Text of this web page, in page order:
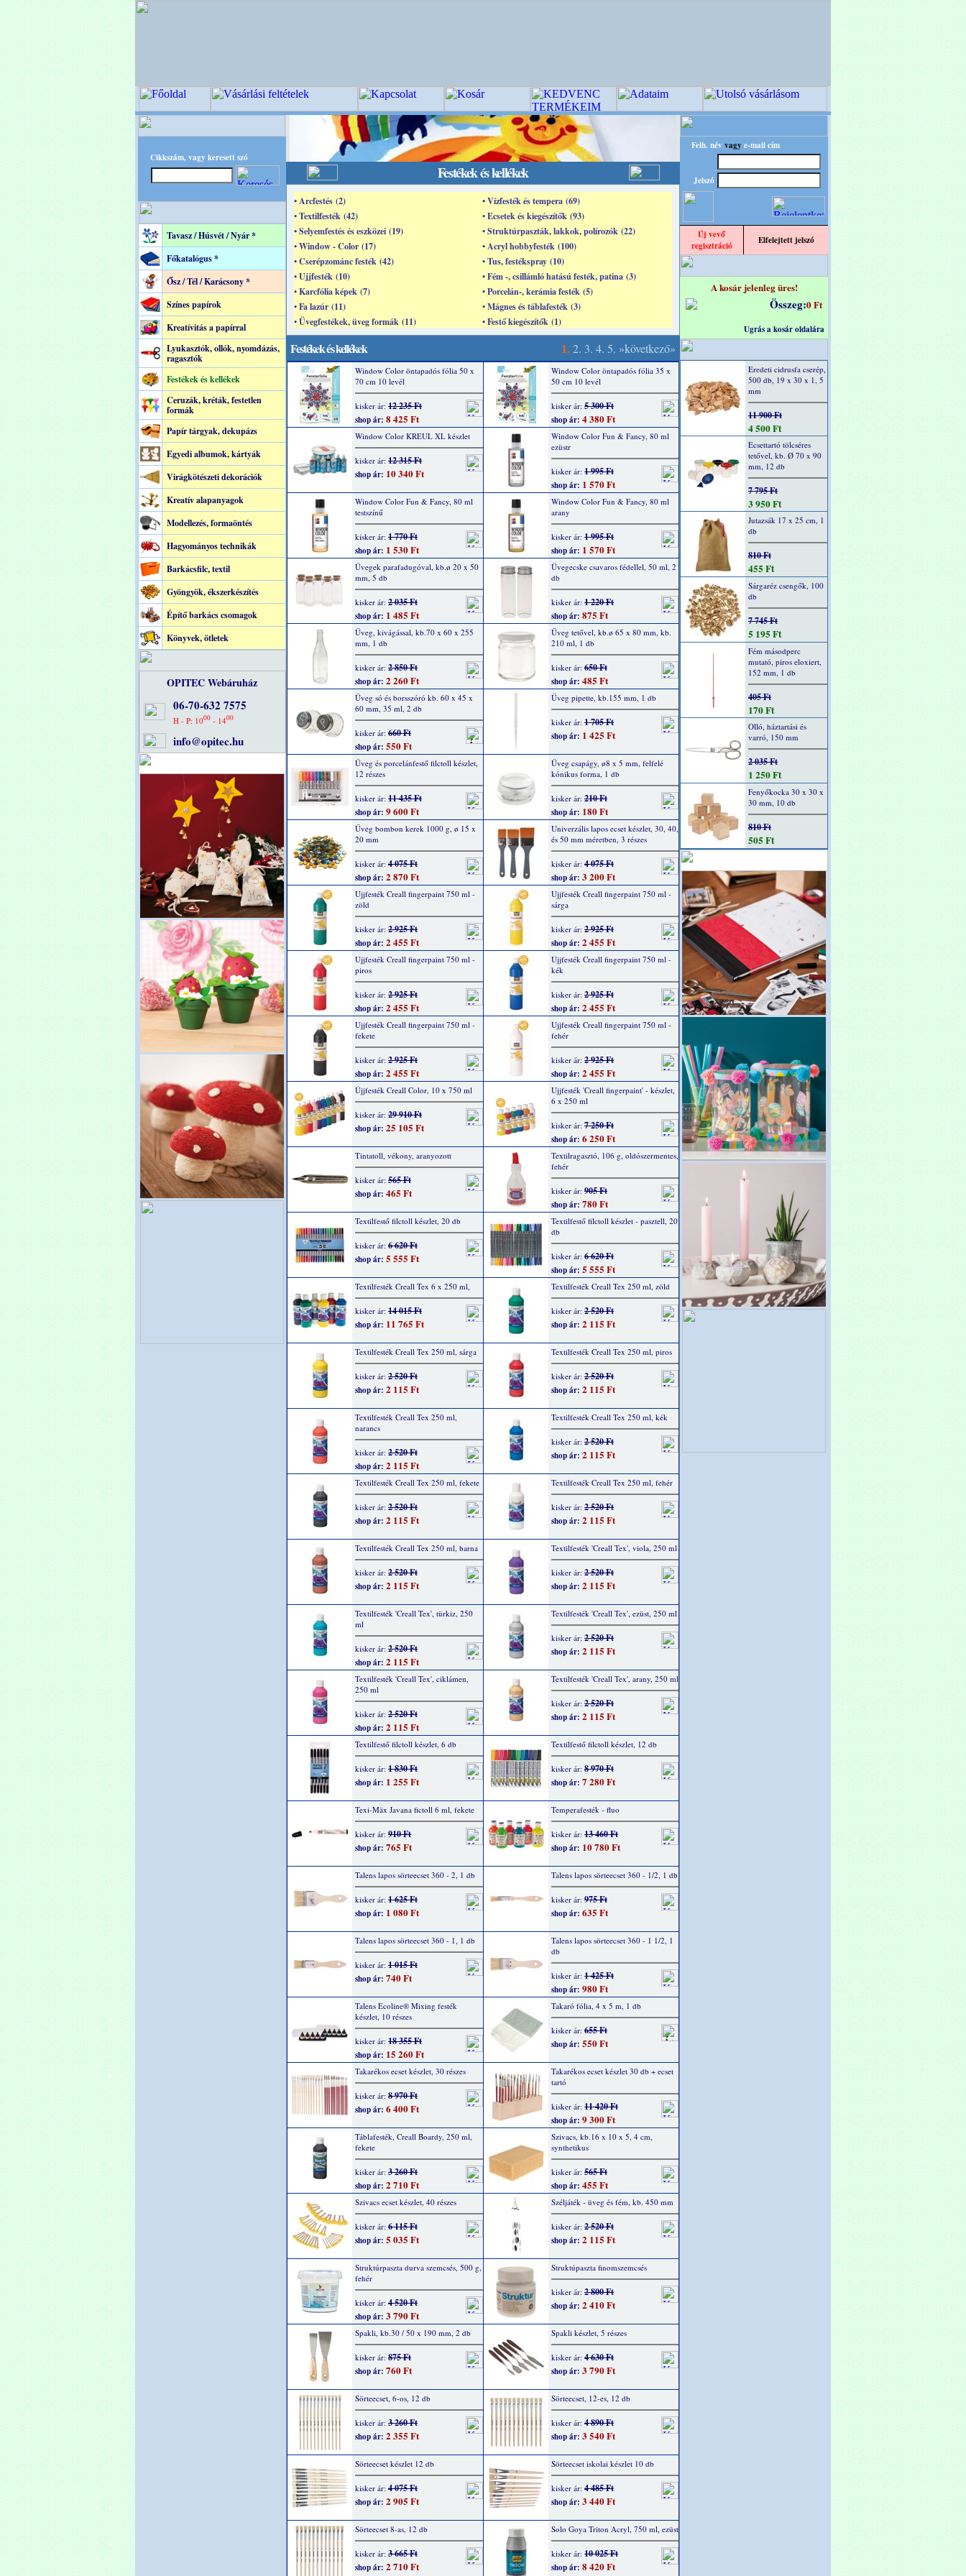
Cikkszám, vagy keresett szó
Tavasz / Húsvét / Nyár *
Főkatalógus *
Ősz / Tél / Karácsony *
Színes papírok
Kreatívitás a papírral
Lyukasztók, ollók, nyomdázás,
ragasztók
Festékek és kellékek
Ceruzák, kréták, festetlen
formák
Papír tárgyak, dekupázs
Egyedi albumok, kártyák
Virágkötészeti dekorációk
Kreatív alapanyagok
Modellezés, formaöntés
Hagyományos technikák
Barkácsfilc, textil
Gyöngyök, ékszerkészítés
Építő barkács csomagok
Könyvek, ötletek
OPITEC Webáruház
06-70-632 7575
H - P: 1000- 1400
info@opitec.hu
Festékek és kellékek
• Arcfestés (2)
• Vízfesték és tempera (69)
• Textilfesték (42)
• Ecsetek és kiegészítők (93)
• Selyemfestés és eszközei (19)
• Struktúrpaszták, lakkok, polírozók (22)
• Window - Color (17)
• Acryl hobbyfesték (100)
• Cserépzománc festék (42)
• Tus, festékspray (10)
• Ujjfesték (10)
• Fém -, csillámló hatású festék, patina (3)
• Karcfólia képek (7)
• Porcelán-, kerámia festék (5)
• Fa lazúr (11)
• Mágnes és táblafesték (3)
• Üvegfestékek, üveg formák (11)
• Festő kiegészítők (1)
Festékek és kellékek 1.2. 3. 4. 5. »következő»
Window Color öntapadós fólia 50 x
70 cm 10 levél
kisker ár: 12 235 Ft
shop ár: 8 425 Ft
Window Color öntapadós fólia 35 x
50 cm 10 levél
kisker ár: 5 300 Ft
shop ár: 4 380 Ft
Window Color KREUL XL készlet
kisker ár: 12 315 Ft
shop ár: 10 340 Ft
Window Color Fun & Fancy, 80 ml
ezüstr
kisker ár: 1 995 Ft
shop ár: 1 570 Ft
Window Color Fun & Fancy, 80 ml
testszínű
kisker ár: 1 770 Ft
shop ár: 1 530 Ft
Window Color Fun & Fancy, 80 ml
arany
kisker ár: 1 995 Ft
shop ár: 1 570 Ft
Üvegek parafadugóval, kb.ø 20 x 50
mm, 5 db
kisker ár: 2 035 Ft
shop ár: 1 485 Ft
Üvegecske csavaros fédellel, 50 ml, 2
db
kisker ár: 1 220 Ft
shop ár: 875 Ft
Üveg, kivágással, kb.70 x 60 x 255
mm, 1 db
kisker ár: 2 850 Ft
shop ár: 2 260 Ft
Üveg tetővel, kb.ø 65 x 80 mm, kb.
210 ml, 1 db
kisker ár: 650 Ft
shop ár: 485 Ft
Üveg só és borsszóró kb. 60 x 45 x
60 mm, 35 ml, 2 db
kisker ár: 660 Ft
shop ár: 550 Ft
Üveg pipette, kb.155 mm, 1 db
kisker ár: 1 705 Ft
shop ár: 1 425 Ft
Üveg és porcelánfestő filctoll készlet,
12 részes
kisker ár: 11 435 Ft
shop ár: 9 600 Ft
Üveg csapágy, ø8 x 5 mm, felfelé
kónikus forma, 1 db
kisker ár: 210 Ft
shop ár: 180 Ft
Üveg bombon kerek 1000 g, ø 15 x
20 mm
kisker ár: 4 075 Ft
shop ár: 2 870 Ft
Univerzális lapos ecset készlet, 30, 40,
és 50 mm méretben, 3 részes
kisker ár: 4 075 Ft
shop ár: 3 200 Ft
Ujjfesték Creall fingerpaint 750 ml -
zöld
kisker ár: 2 925 Ft
shop ár: 2 455 Ft
Ujjfesték Creall fingerpaint 750 ml -
sárga
kisker ár: 2 925 Ft
shop ár: 2 455 Ft
Ujjfesték Creall fingerpaint 750 ml -
piros
kisker ár: 2 925 Ft
shop ár: 2 455 Ft
Ujjfesték Creall fingerpaint 750 ml -
kék
kisker ár: 2 925 Ft
shop ár: 2 455 Ft
Ujjfesték Creall fingerpaint 750 ml -
fekete
kisker ár: 2 925 Ft
shop ár: 2 455 Ft
Ujjfesték Creall fingerpaint 750 ml -
fehér
kisker ár: 2 925 Ft
shop ár: 2 455 Ft
Újjfesték Creall Color, 10 x 750 ml
kisker ár: 29 910 Ft
shop ár: 25 105 Ft
Ujjfesték 'Creall fingerpaint' - készlet,
6 x 250 ml
kisker ár: 7 250 Ft
shop ár: 6 250 Ft
Tintatoll, vékony, aranyozott
kisker ár: 565 Ft
shop ár: 465 Ft
Textilragasztó, 106 g, oldószermentes,
fehér
kisker ár: 905 Ft
shop ár: 780 Ft
Textilfestő filctoll készlet, 20 db
kisker ár: 6 620 Ft
shop ár: 5 555 Ft
Textilfestő filctoll készlet - pasztell, 20
db
kisker ár: 6 620 Ft
shop ár: 5 555 Ft
Textilfesték Creall Tex 6 x 250 ml,
kisker ár: 14 015 Ft
shop ár: 11 765 Ft
Textilfesték Creall Tex 250 ml, zöld
kisker ár: 2 520 Ft
shop ár: 2 115 Ft
Textilfesték Creall Tex 250 ml, sárga
kisker ár: 2 520 Ft
shop ár: 2 115 Ft
Textilfesték Creall Tex 250 ml, piros
kisker ár: 2 520 Ft
shop ár: 2 115 Ft
Textilfesték Creall Tex 250 ml,
narancs
kisker ár: 2 520 Ft
shop ár: 2 115 Ft
Textilfesték Creall Tex 250 ml, kék
kisker ár: 2 520 Ft
shop ár: 2 115 Ft
Textilfesték Creall Tex 250 ml, fekete
kisker ár: 2 520 Ft
shop ár: 2 115 Ft
Textilfesték Creall Tex 250 ml, fehér
kisker ár: 2 520 Ft
shop ár: 2 115 Ft
Textilfesték Creall Tex 250 ml, barna
kisker ár: 2 520 Ft
shop ár: 2 115 Ft
Textilfesték 'Creall Tex', viola, 250 ml
kisker ár: 2 520 Ft
shop ár: 2 115 Ft
Textilfesték 'Creall Tex', türkiz, 250
ml
kisker ár: 2 520 Ft
shop ár: 2 115 Ft
Textilfesték 'Creall Tex', ezüst, 250 ml
kisker ár: 2 520 Ft
shop ár: 2 115 Ft
Textilfesték 'Creall Tex', ciklámen,
250 ml
kisker ár: 2 520 Ft
shop ár: 2 115 Ft
Textilfesték 'Creall Tex', arany, 250 ml
kisker ár: 2 520 Ft
shop ár: 2 115 Ft
Textilfestő filctoll készlet, 6 db
kisker ár: 1 830 Ft
shop ár: 1 255 Ft
Textilfestő filctoll készlet, 12 db
kisker ár: 8 970 Ft
shop ár: 7 280 Ft
Texi-Mäx Javana fictoll 6 ml, fekete
kisker ár: 910 Ft
shop ár: 765 Ft
Temperafesték - fluo
kisker ár: 13 460 Ft
shop ár: 10 780 Ft
Talens lapos sörteecset 360 - 2, 1 db
kisker ár: 1 625 Ft
shop ár: 1 080 Ft
Talens lapos sörteecset 360 - 1/2, 1 db
kisker ár: 975 Ft
shop ár: 635 Ft
Talens lapos sörteecset 360 - 1, 1 db
kisker ár: 1 015 Ft
shop ár: 740 Ft
Talens lapos sörteecset 360 - 1 1/2, 1
db
kisker ár: 1 425 Ft
shop ár: 980 Ft
Talens Ecoline® Mixing festék
készlet, 10 részes
kisker ár: 18 355 Ft
shop ár: 15 260 Ft
Takaró fólia, 4 x 5 m, 1 db
kisker ár: 655 Ft
shop ár: 550 Ft
Takarékos ecset készlet, 30 részes
kisker ár: 8 970 Ft
shop ár: 6 400 Ft
Takarékos ecset készlet 30 db + ecset
tartó
kisker ár: 11 420 Ft
shop ár: 9 300 Ft
Táblafesték, Creall Boardy, 250 ml,
fekete
kisker ár: 3 260 Ft
shop ár: 2 710 Ft
Szivacs, kb.16 x 10 x 5, 4 cm,
synthetikus
kisker ár: 565 Ft
shop ár: 455 Ft
Szivacs ecset készlet, 40 részes
kisker ár: 6 115 Ft
shop ár: 5 035 Ft
Széljáték - üveg és fém, kb. 450 mm
kisker ár: 2 520 Ft
shop ár: 2 115 Ft
Struktúrpaszta durva szemcsés, 500 g,
fehér
kisker ár: 4 520 Ft
shop ár: 3 790 Ft
Struktúpaszta finomszemcsés
kisker ár: 2 800 Ft
shop ár: 2 410 Ft
Spakli, kb.30 / 50 x 190 mm, 2 db
kisker ár: 875 Ft
shop ár: 760 Ft
Spakli készlet, 5 részes
kisker ár: 4 630 Ft
shop ár: 3 790 Ft
Sörteecset, 6-os, 12 db
kisker ár: 3 260 Ft
shop ár: 2 355 Ft
Sörteecset, 12-es, 12 db
kisker ár: 4 890 Ft
shop ár: 3 540 Ft
Sörteecset készlet 12 db
kisker ár: 4 075 Ft
shop ár: 2 905 Ft
Sörteecset iskolai készlet 10 db
kisker ár: 4 485 Ft
shop ár: 3 440 Ft
Sörteecset 8-as, 12 db
kisker ár: 3 665 Ft
shop ár: 2 710 Ft
Solo Goya Triton Acryl, 750 ml, ezüst
kisker ár: 10 025 Ft
shop ár: 8 420 Ft
Felh. név vagy e-mail cím
Jelszó
Új vevő
regisztráció
Elfelejtett jelszó
A kosár jelenleg üres!
Összeg:0 Ft
Ugrás a kosár oldalára
Eredeti cidrusfa cserép,
500 db, 19 x 30 x 1, 5
mm
11 900 Ft
4 500 Ft
Ecsettartó tölcséres
tetővel, kb. Ø 70 x 90
mm, 12 db
7 795 Ft
3 950 Ft
Jutazsák 17 x 25 cm, 1
db
810 Ft
455 Ft
Sárgaréz csengők, 100
db
7 745 Ft
5 195 Ft
Fém másodperc
mutató, piros eloxiert,
152 mm, 1 db
405 Ft
170 Ft
Olló, háztartási és
varró, 150 mm
2 035 Ft
1 250 Ft
Fenyőkocka 30 x 30 x
30 mm, 10 db
810 Ft
505 Ft